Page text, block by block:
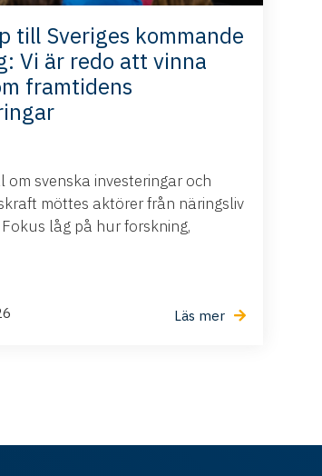
till Sveriges kommande
Vi är redo att vinna
framtidens
om svenska investeringar och
möttes aktörer från näringsliv
låg på hur forskning,
Läs mer